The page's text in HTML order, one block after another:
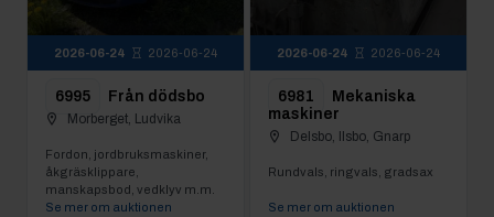
2026-06-24 2026-06-24
6995 Från dödsbo
Morberget, Ludvika
Fordon, jordbruksmaskiner,
åkgräsklippare,
manskapsbod, vedklyv m.m.
Se mer om auktionen
2026-06-24 2026-06-24
6981
Mekaniska
maskiner
Delsbo, Ilsbo, Gnarp
Rundvals, ringvals, gradsax
Se mer om auktionen